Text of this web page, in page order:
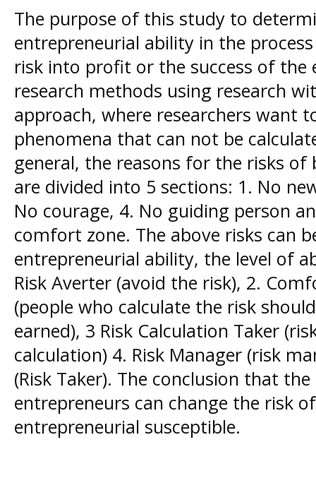
The purpose of this study to
entrepreneurial ability in the
risk into profit or the success of the
research methods using research
approach, where researchers want
phenomena that can not be
general, the reasons for the risks
are divided into 5 sections: 1. No
No courage, 4. No guiding person
comfort zone. The above risks can
entrepreneurial ability, the level of
Risk Averter (avoid the risk), 2.
(people who calculate the risk
earned), 3 Risk Calculation Taker
calculation) 4. Risk Manager (risk
(Risk Taker). The conclusion that
entrepreneurs can change the risk
entrepreneurial susceptible.